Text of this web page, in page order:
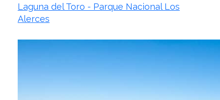
Laguna del Toro - Parque Nacional Los
Alerces